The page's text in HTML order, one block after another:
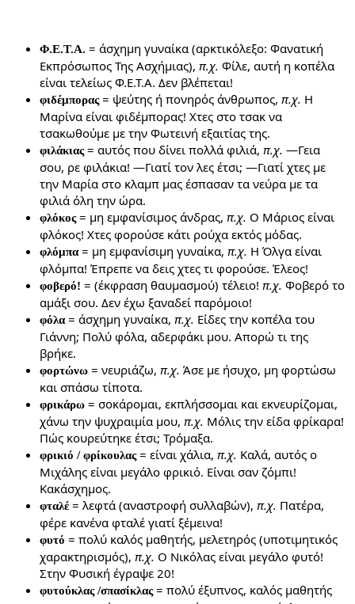
Φ.Ε.Τ.Α. = άσχημη γυναίκα (αρκτικόλεξο: Φανατική
Εκπρόσωπος Της Ασχήμιας), π.χ. Φίλε, αυτή η κοπέλα
είναι τελείως Φ.Ε.Τ.Α. Δεν βλέπεται!
φιδέμπορας= ψεύτης ή πονηρός άνθρωπος, π.χ. Η
Μαρίνα είναι φιδέμπορας! Χτες στο τσακ να
τσακωθούμε με την Φωτεινή εξαιτίας της.
φιλάκιας= αυτός που δίνει πολλά φιλιά, π.χ. —Γεια
σου, ρε φιλάκια! —Γιατί τον λες έτσι; —Γιατί χτες με
την Μαρία στο κλαμπ μας έσπασαν τα νεύρα με τα
φιλιά όλη την ώρα.
φλόκος= μη εμφανίσιμος άνδρας, π.χ. Ο Μάριος είναι
φλόκος! Χτες φορούσε κάτι ρούχα εκτός μόδας.
φλόμπα= μη εμφανίσιμη γυναίκα, π.χ. Η Όλγα είναι
φλόμπα! Έπρεπε να δεις χτες τι φορούσε. Έλεος!
φοβερό! = (έκφραση θαυμασμού) τέλειο! π.χ. Φοβερό το
αμάξι σου. Δεν έχω ξαναδεί παρόμοιο!
φόλα= άσχημη γυναίκα, π.χ. Είδες την κοπέλα του
Γιάννη; Πολύ φόλα, αδερφάκι μου. Απορώ τι της
βρήκε.
φορτώνω = νευριάζω, π.χ. Άσε με ήσυχο, μη φορτώσω
και σπάσω τίποτα.
φρικάρω = σοκάρομαι, εκπλήσσομαι και εκνευρίζομαι,
χάνω την ψυχραιμία μου, π.χ. Μόλις την είδα φρίκαρα!
Πώς κουρεύτηκε έτσι; Τρόμαξα.
φρικιό / φρίκουλας= είναι χάλια, π.χ. Καλά, αυτός ο
Μιχάλης είναι μεγάλο φρικιό. Είναι σαν ζόμπι!
Κακάσχημος.
φταλέ = λεφτά (αναστροφή συλλαβών), π.χ. Πατέρα,
φέρε κανένα φταλέ γιατί ξέμεινα!
φυτό = πολύ καλός μαθητής, μελετηρός (υποτιμητικός
χαρακτηρισμός), π.χ. Ο Νικόλας είναι μεγάλο φυτό!
Στην Φυσική έγραψε 20!
φυτούκλας /σπασίκλας= πολύ έξυπνος, καλός μαθητής